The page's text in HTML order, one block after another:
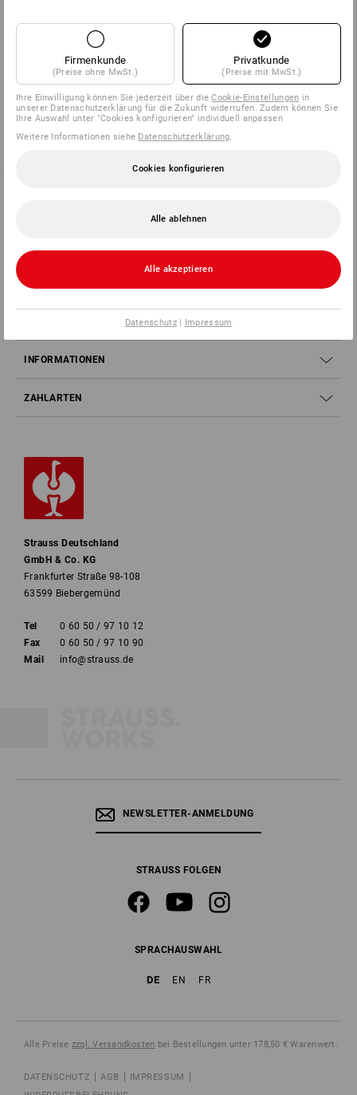
ausführen zu können. Wir nutzen Ihre E-Mail-Adresse neben der
Vertragsabwicklung, um Sie per E-Mail über ähnliche
personenbezogenen Daten zur Direktwerbung können Sie jederzeit
widersprechen, ohne dass Ihnen dabei andere als die Übermittlungskosten
nach den Basistarifen entstehen. Die Verarbeitung Ihrer Daten erfolgt
entsprechend unserer Datenschutzhinweise und AGB. Ich habe die
Datenschutzhinweise zur Kenntnis genommen und die AGB gelesen und
bin mit ihnen einverstanden.
SERVICE
INFORMATIONEN
ZAHLARTEN
Strauss Deutschland
GmbH & Co. KG
Frankfurter Straße 98-108
63599 Biebergemünd
Tel
0 60 50 / 97 10 12
Fax
0 60 50 / 97 10 90
Mail
info@strauss.de
NEWSLETTER-ANMELDUNG
STRAUSS FOLGEN
SPRACHAUSWAHL
DE EN FR
Alle Preise zzgl. Versandkosten bei Bestellungen unter 178,50 € Warenwert.
DATENSCHUTZ AGB
IMPRESSUM
Firmenkunde
(Preise ohne MwSt.)
Privatkunde
(Preise mit MwSt.)
Ihre Einwilligung können Sie jederzeit über dieCookie-Einstellungen in
unserer Datenschutzerklärung für die Zukunft widerrufen. Zudem können Sie
Ihre Auswahl unter "Cookies konfigurieren" individuell anpassen
Weitere Informationen siehe Datenschutzerklärung.
Cookies konfigurieren
Alle ablehnen
Alle akzeptieren
Datenschutz| Impressum